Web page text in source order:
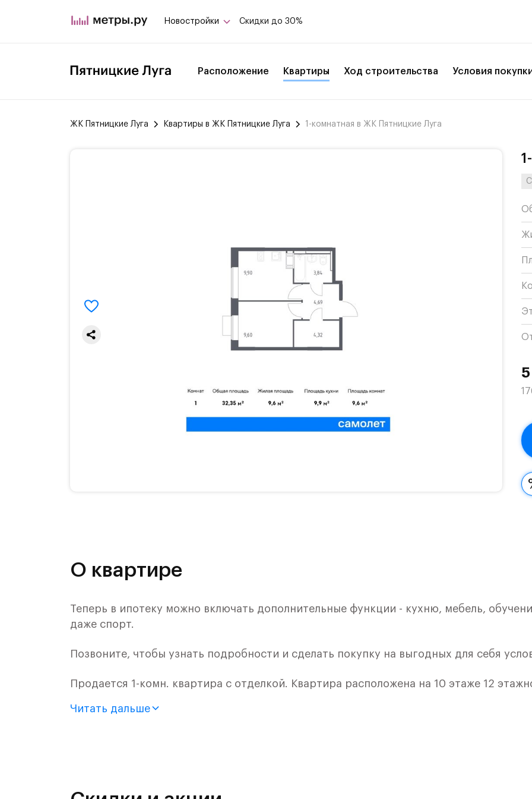
Новостройки Скидки до 30%
Расположение Квартиры Ход строительства Условия
ЖК Пятницкие Луга Квартиры в ЖК Пятницкие Луга 1-комнатная в ЖК Пятницкие Луга
О квартире
Теперь в ипотеку можно включать дополнительные функции - кухню, мебель,
даже спорт.
Позвоните, чтобы узнать подробности и сделать покупку на выгодных для себя
Продается 1-комн. квартира с отделкой. Квартира расположена на 10 этаже 12
Читать дальше